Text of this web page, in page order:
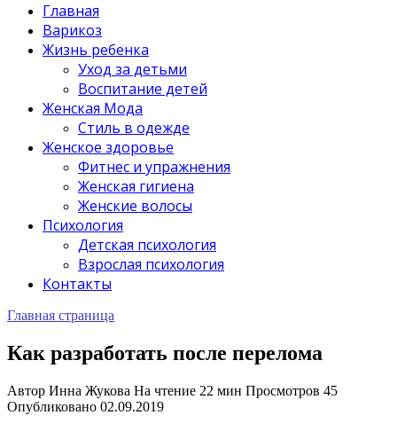
Главная
Варикоз
Жизнь ребенка
Уход за детьми
Воспитание детей
Женская Мода
Стиль в одежде
Женское здоровье
Фитнес и упражнения
Женская гигиена
Женские волосы
Психология
Детская психология
Взрослая психология
Контакты
Главная страница
Как разработать после перелома
Автор Инна Жукова На чтение 22 мин Просмотров 45
Опубликовано 02.09.2019